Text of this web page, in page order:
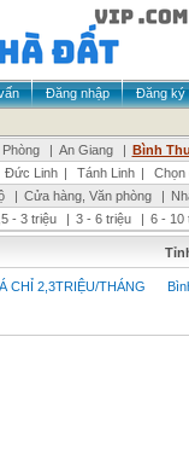
Đăng nhập Đăng ký
Phòng | An Giang | Bình
Đức Linh | Tánh Linh |
Chọn
| Cửa hàng, Văn phòng |
- 3 triệu | 3 - 6 triệu | 6 - 10
CHỈ 2,3TRIỆU/THÁNG